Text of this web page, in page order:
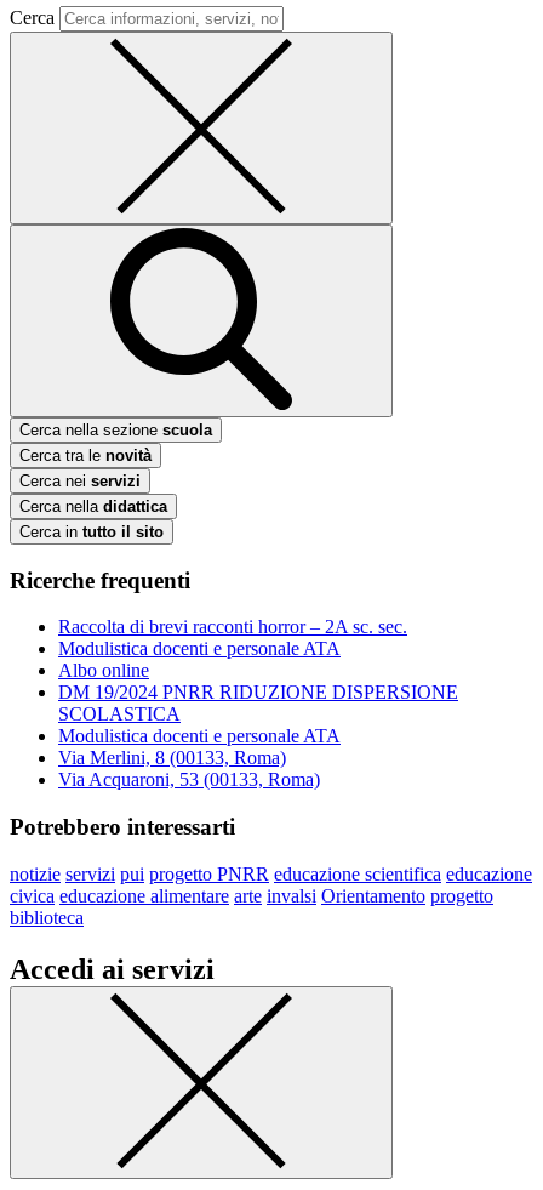
Cerca
Cerca nella sezione scuola
Cerca tra le novità
Cerca nei servizi
Cerca nella didattica
Cerca in tutto il sito
Ricerche frequenti
Raccolta di brevi racconti horror – 2A sc. sec.
Modulistica docenti e personale ATA
Albo online
DM 19/2024 PNRR RIDUZIONE DISPERSIONE
SCOLASTICA
Modulistica docenti e personale ATA
Via Merlini, 8 (00133, Roma)
Via Acquaroni, 53 (00133, Roma)
Potrebbero interessarti
notizie servizi pui progetto PNRR educazione scientifica educazione
civica educazione alimentare arte invalsi Orientamento progetto
biblioteca
Accedi ai servizi